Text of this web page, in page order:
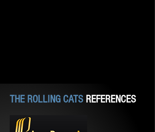
THE ROLLING CATS REFERENCES